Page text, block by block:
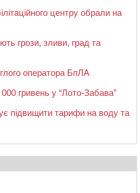
центру обрали на
грози, зливи, град та
оператора БпЛА
гривень у “Лото-Забава”
підвищити тарифи на воду та